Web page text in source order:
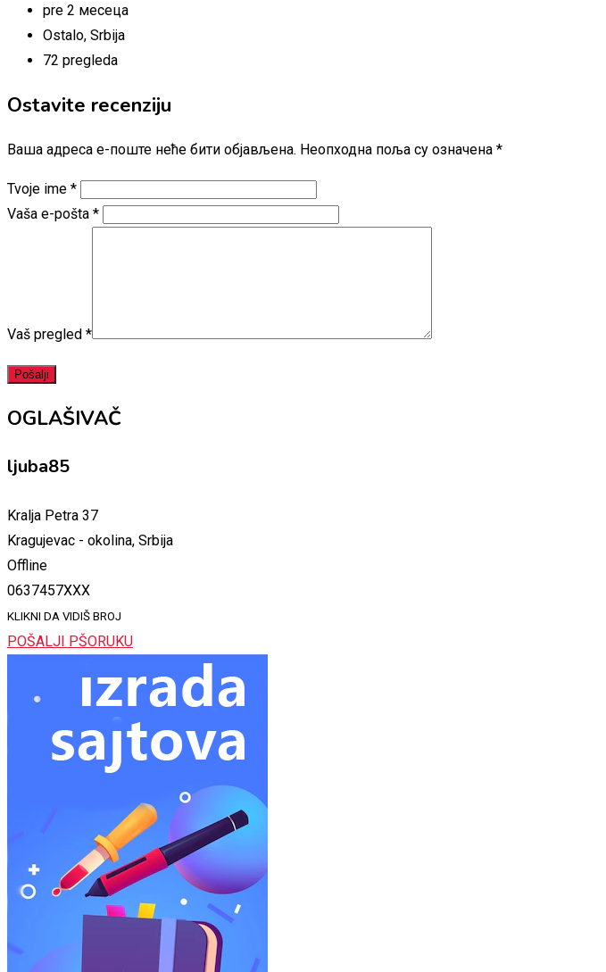
pre 2 месеца
Ostalo, Srbija
72 pregleda
Ostavite recenziju
Ваша адреса е-поште неће бити објављена. Неопходна поља су означена *
Tvoje ime *
Vaša e-pošta *
Vaš pregled *
OGLAŠIVAČ
ljuba85
Kralja Petra 37
Kragujevac - okolina, Srbija
Offline
0637457XXX
KLIKNI DA VIDIŠ BROJ
POŠALJI PŠORUKU